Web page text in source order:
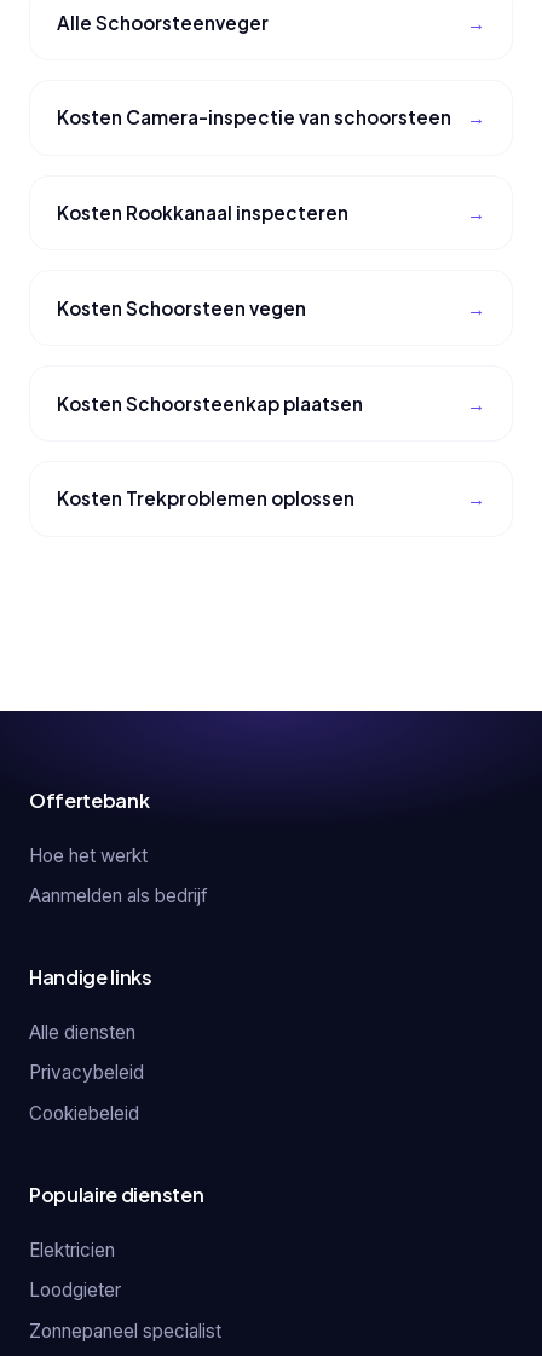
Alle Schoorsteenveger
Kosten Camera-inspectie van schoorsteen
Kosten Rookkanaal inspecteren
Kosten Schoorsteen vegen
Kosten Schoorsteenkap plaatsen
Kosten Trekproblemen oplossen
Offertebank
Hoe het werkt
Aanmelden als bedrijf
Handige links
Alle diensten
Privacybeleid
Cookiebeleid
Populaire diensten
Elektricien
Loodgieter
Zonnepaneel specialist